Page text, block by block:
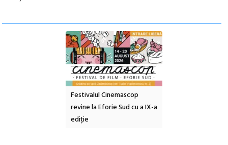
Festivalul Cinemascop
revine la Eforie Sud cu a IX-a
Sleeping Beauties la Borsec:
dulceață de amintiri la